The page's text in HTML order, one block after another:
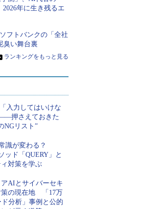
年に生き残るエ
フトバンクの「全社
い舞台裏
» ランキングをもっと見る
入力してはいけな
押さえておきた
NGリスト”
識が変わる？
ッド「QUERY」と
対策を学ぶ
AIとサイバーセキ
策の現在地 「17万
分析」事例と公的